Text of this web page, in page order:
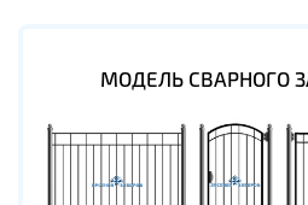
МОДЕЛЬ СВАРНОГО